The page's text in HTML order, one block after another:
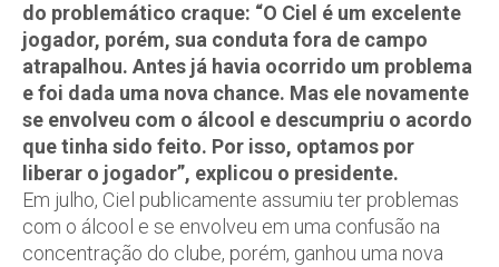
do problemático craque: “O Ciel é um excelente
jogador, porém, sua conduta fora de campo
atrapalhou. Antes já havia ocorrido um problema
e foi dada uma nova chance. Mas ele novamente
se envolveu com o álcool e descumpriu o acordo
que tinha sido feito. Por isso, optamos por
liberar o jogador”, explicou o presidente.
Em julho, Ciel publicamente assumiu ter problemas
com o álcool e se envolveu em uma confusão na
concentração do clube, porém, ganhou uma nova